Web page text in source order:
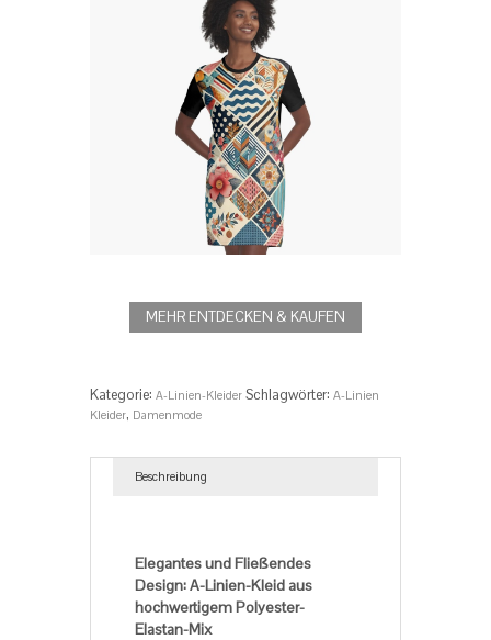
MEHR ENTDECKEN & KAUFEN
Kategorie: A-Linien-Kleider Schlagwörter: A-Linien
Kleider, Damenmode
Beschreibung
Elegantes und Fließendes
Design: A-Linien-Kleid aus
hochwertigem Polyester-
Elastan-Mix